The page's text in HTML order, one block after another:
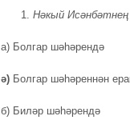
Нәкый Исәнбәтнең
а) Болгар шәһәрендә
ә) Болгар шәһәреннән
б) Биләр шәһәрендә